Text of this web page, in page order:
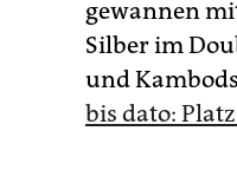
gewannen
Silber im
und
bis dato: